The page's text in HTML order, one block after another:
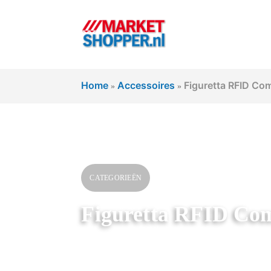
Home »Accessoires » Figuretta RFID
CATEGORIEËN
Figuretta RFID